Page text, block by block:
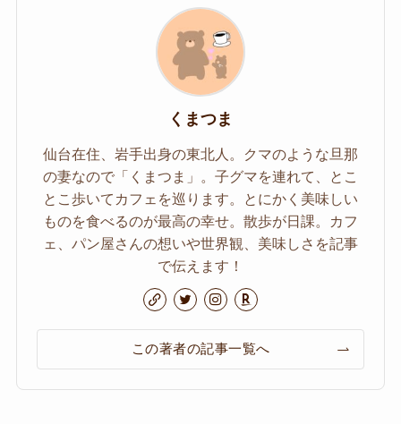
くまつま
仙台在住、岩手出身の東北人。クマのような旦那
の妻なので「くまつま」。子グマを連れて、とこ
とこ歩いてカフェを巡ります。とにかく美味しい
ものを食べるのが最高の幸せ。散歩が日課。カフ
ェ、パン屋さんの想いや世界観、美味しさを記事
で伝えます！
この著者の記事一覧へ